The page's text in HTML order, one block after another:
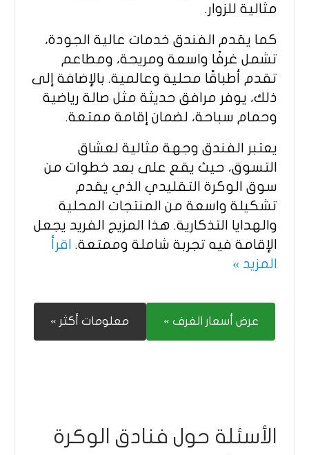
مثالية للزوار.
كما يقدم الفندق خدمات عالية الجودة،
تشمل غرفًا واسعة ومريحة، ومطاعم
تقدم أطباقًا محلية وعالمية. بالإضافة إلى
ذلك، يوفر مرافق حديثة مثل صالة رياضية
وحمام سباحة، لضمان إقامة ممتعة.
يعتبر الفندق وجهة مثالية لعشاق
التسوق، حيث يقع على بعد خطوات من
سوق الوكرة التقليدي الذي يقدم
تشكيلة واسعة من المنتجات المحلية
والهدايا التذكارية. هذا المزيج الفريد يجعل
الإقامة فيه تجربة شاملة وممتعة. اقرأ
المزيد »
عرض أسعار الغرف » معلومات أكثر »
الأسئلة حول فنادق الوكرة